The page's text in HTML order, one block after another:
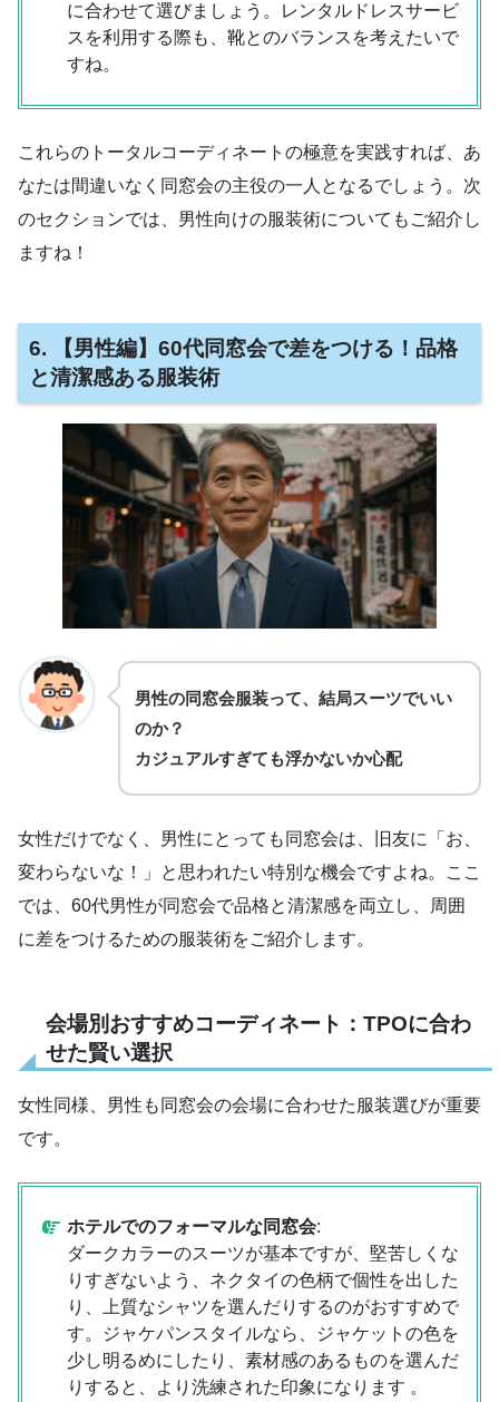
に合わせて選びましょう。レンタルドレスサービ
スを利用する際も、靴とのバランスを考えたいで
すね。
これらのトータルコーディネートの極意を実践すれば、あ
なたは間違いなく同窓会の主役の一人となるでしょう。次
のセクションでは、男性向けの服装術についてもご紹介し
ますね！
6. 【男性編】60代同窓会で差をつける！品格
と清潔感ある服装術
男性の同窓会服装って、結局スーツでいい
のか？
カジュアルすぎても浮かないか心配
女性だけでなく、男性にとっても同窓会は、旧友に「お、
変わらないな！」と思われたい特別な機会ですよね。ここ
では、60代男性が同窓会で品格と清潔感を両立し、周囲
に差をつけるための服装術をご紹介します。
会場別おすすめコーディネート：TPOに合わ
せた賢い選択
女性同様、男性も同窓会の会場に合わせた服装選びが重要
です。
ホテルでのフォーマルな同窓会:
ダークカラーのスーツが基本ですが、堅苦しくな
りすぎないよう、ネクタイの色柄で個性を出した
り、上質なシャツを選んだりするのがおすすめで
す。ジャケパンスタイルなら、ジャケットの色を
少し明るめにしたり、素材感のあるものを選んだ
りすると、より洗練された印象になります 。